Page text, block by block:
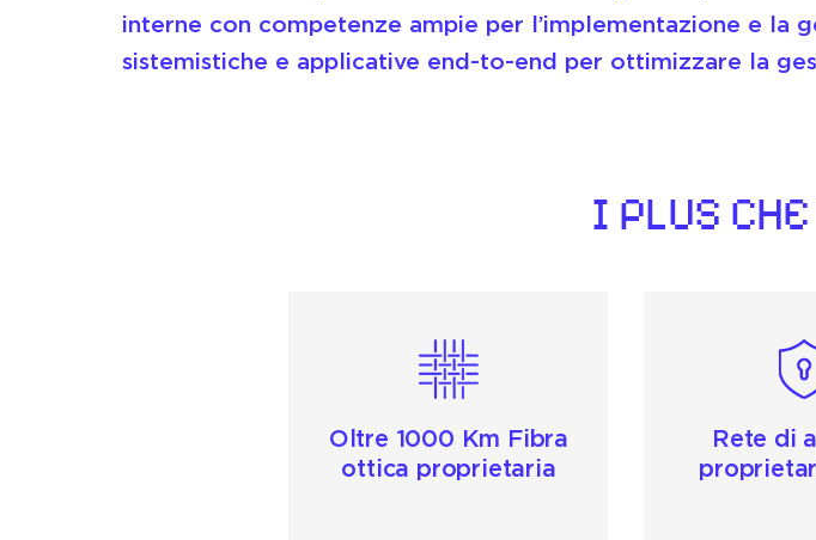
interne con competenze ampie per l’implementazione e la
sistemistiche e applicative end-to-end per ottimizzare la
I PLUS
Oltre 1000 Km Fibra
ottica proprietaria
Rete di